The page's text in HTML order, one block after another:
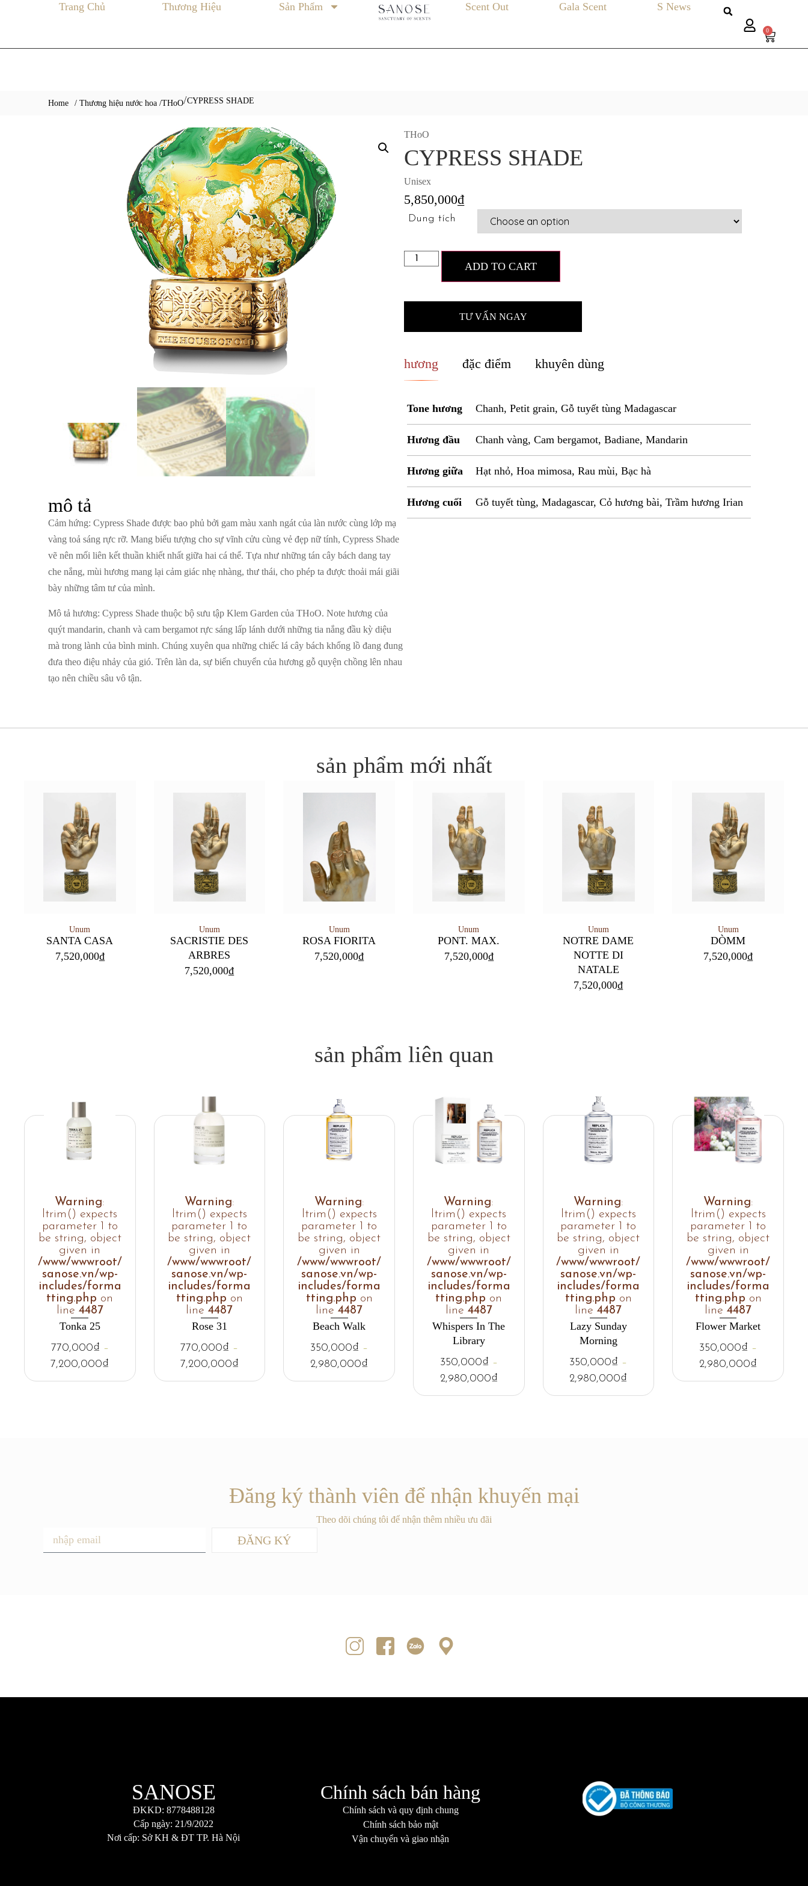
Trang Chủ Thương Hiệu Sản Phẩm Scent Out Gala Scent S News
0
Home / Thương hiệu nước hoa /THoO/CYPRESS SHADE
mô tả
Cảm hứng: Cypress Shade được bao phủ bởi gam màu xanh ngát của làn nước cùng lớp mạ
vàng toả sáng rực rỡ. Mang biểu tượng cho sự vĩnh cửu cùng vẻ đẹp nữ tính, Cypress Shade
vẽ nên mối liên kết thuần khiết nhất giữa hai cá thể. Tựa như những tán cây bách dang tay
che nắng, mùi hương mang lại cảm giác nhẹ nhàng, thư thái, cho phép ta được thoải mái giãi
bày những tâm tư của mình.
Mô tả hương: Cypress Shade thuộc bộ sưu tập Klem Garden của THoO. Note hương của
quýt mandarin, chanh và cam bergamot rực sáng lấp lánh dưới những tia nắng đầu kỳ diệu
mà trong lành của bình minh. Chúng xuyên qua những chiếc lá cây bách khổng lồ đang đung
đưa theo điệu nhảy của gió. Trên làn da, sự biến chuyển của hương gỗ quyện chồng lên nhau
tạo nên chiều sâu vô tận.
THoO
CYPRESS SHADE
Unisex
5,850,000₫
Dung tích
ADD TO CART
TƯ VẤN NGAY
hương đặc điểm khuyên dùng
Tone hương Chanh, Petit grain, Gỗ tuyết tùng Madagascar
Hương đầu Chanh vàng, Cam bergamot, Badiane, Mandarin
Hương giữa Hạt nhỏ, Hoa mimosa, Rau mùi, Bạc hà
Hương cuối Gỗ tuyết tùng, Madagascar, Cỏ hương bài, Trầm hương Irian
sản phẩm mới nhất
Unum
SANTA CASA
7,520,000₫
Unum
SACRISTIE DES
ARBRES
7,520,000₫
Unum
ROSA FIORITA
7,520,000₫
Unum
PONT. MAX.
7,520,000₫
Unum
NOTRE DAME
NOTTE DI
NATALE
7,520,000₫
Unum
DÒMM
7,520,000₫
sản phẩm liên quan
Warning:
ltrim() expects
parameter 1 to
be string, object
given in
/www/wwwroot/
sanose.vn/wp-
includes/forma
tting.php on
line 4487
Tonka 25
770,000₫ –
7,200,000₫
Warning:
ltrim() expects
parameter 1 to
be string, object
given in
/www/wwwroot/
sanose.vn/wp-
includes/forma
tting.php on
line4487
Rose 31
770,000₫ –
7,200,000₫
Warning:
ltrim() expects
parameter 1 to
be string, object
given in
/www/wwwroot/
sanose.vn/wp-
includes/forma
tting.php on
line4487
Beach Walk
350,000₫ –
2,980,000₫
Warning:
ltrim() expects
parameter 1 to
be string, object
given in
/www/wwwroot/
sanose.vn/wp-
includes/forma
tting.php on
line 4487
Whispers In The
Library
350,000₫ –
2,980,000₫
Warning:
ltrim() expects
parameter 1 to
be string, object
given in
/www/wwwroot/
sanose.vn/wp-
includes/forma
tting.php on
line4487
Lazy Sunday
Morning
350,000₫ –
2,980,000₫
Warning:
ltrim() expects
parameter 1 to
be string, object
given in
/www/wwwroot/
sanose.vn/wp-
includes/forma
tting.php on
line4487
Flower Market
350,000₫ –
2,980,000₫
Đăng ký thành viên để nhận khuyến mại
Theo dõi chúng tôi để nhận thêm nhiều ưu đãi
ĐĂNG KÝ
SANOSE
ĐKKD: 8778488128
Cấp ngày: 21/9/2022
Nơi cấp: Sở KH & ĐT TP. Hà Nội
Chính sách bán hàng
Chính sách và quy định chung
Chính sách bảo mật
Vận chuyển và giao nhận